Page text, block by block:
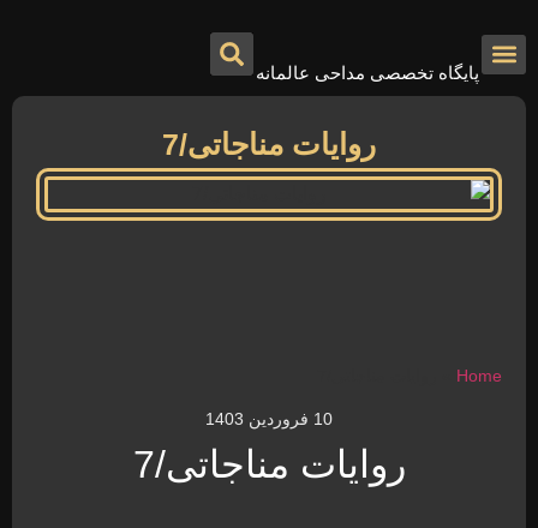
پایگاه تخصصی مداحی عالمانه
روایات مناجاتی/7
Home
10 فروردین 1403
روایات مناجاتی/7